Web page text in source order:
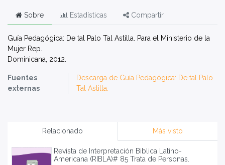
Relacionado Más visto
Revista de Interpretación Biblica Latino-
Americana (RIBLA)# 85 Trata de Personas.
Sobre Estadísticas Compartir
Guía Pedagógica: De tal Palo Tal Astilla. Para el Ministerio de la
Mujer Rep.
Dominicana, 2012.
Fuentes
externas
Descarga de Guía Pedagógica: De tal Palo
Tal Astilla.